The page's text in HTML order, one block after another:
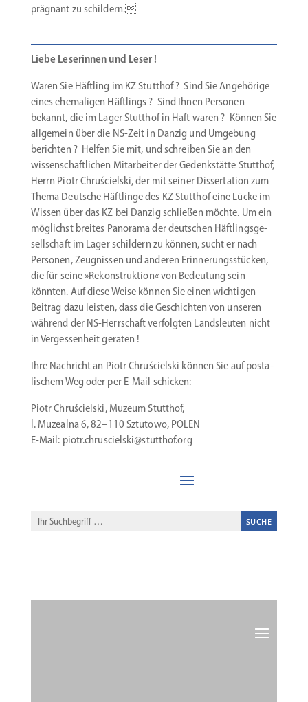
prägnant zu schildern.
Liebe Leserinnen und Leser !
Waren Sie Häftling im KZ Stutthof ? Sind Sie Angehörige
eines ehema­ligen Häftlings ? Sind Ihnen Personen
bekannt, die im Lager Stutthof in Haft waren ? Können Sie
allgemein über die NS-Zeit in Danzig und Umgebung
berichten ? Helfen Sie mit, und schreiben Sie an den
wissen­schaft­lichen Mitar­beiter der Gedenk­stätte Stutthof,
Herrn Piotr Chruścielski, der mit seiner Disser­tation zum
Thema Deutsche Häftlinge des KZ Stutthof eine Lücke im
Wissen über das KZ bei Danzig schließen möchte. Um ein
möglichst breites Panorama der deutschen Häftlings­ge­
sell­schaft im Lager schildern zu können, sucht er nach
Personen, Zeugnissen und anderen Erinne­rungs­stücken,
die für seine »Rekon­struktion« von Bedeutung sein
könnten. Auf diese Weise können Sie einen wichtigen
Beitrag dazu leisten, dass die Geschichten von unseren
während der NS-Herrschaft verfolgten Lands­leuten nicht
in Verges­senheit geraten !
Ihre Nachricht an Piotr Chruścielski können Sie auf posta­
li­schem Weg oder per E‑Mail schicken:
Piotr Chruścielski, Muzeum Stutthof,
l. Muzealna 6, 82–110 Sztutowo, POLEN
E‑Mail: piotr.chruscielski@stutthof.org